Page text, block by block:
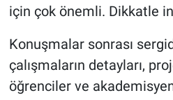
için çok önemli. Dikkatle
Konuşmalar sonrası
çalışmaların detayları,
öğrenciler ve